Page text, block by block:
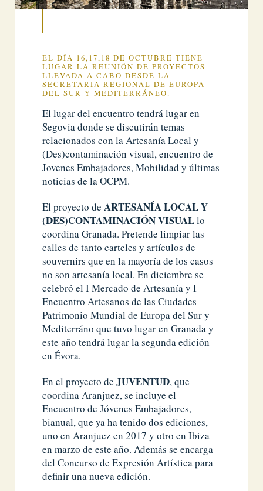
EL DÍA 16,17,18 DE OCTUBRE TIENE
LUGAR LA REUNIÓN DE PROYECTOS
LLEVADA A CABO DESDE LA
SECRETARÍA REGIONAL DE EUROPA
DEL SUR Y MEDITERRÁNEO.
El lugar del encuentro tendrá lugar en
Segovia donde se discutirán temas
relacionados con la Artesanía Local y
(Des)contaminación visual, encuentro de
Jovenes Embajadores, Mobilidad y últimas
noticias de la OCPM.
El proyecto deARTESANÍA LOCAL Y
(DES)CONTAMINACIÓN VISUALlo
coordina Granada. Pretende limpiar las
calles de tanto carteles y artículos de
souvernirs que en la mayoría de los casos
no son artesanía local. En diciembre se
celebró el I Mercado de Artesanía y I
Encuentro Artesanos de las Ciudades
Patrimonio Mundial de Europa del Sur y
Mediterráno que tuvo lugar en Granada y
este año tendrá lugar la segunda edición
en Évora.
En el proyecto deJUVENTUD, que
coordina Aranjuez, se incluye el
Encuentro de Jóvenes Embajadores,
bianual, que ya ha tenido dos ediciones,
uno en Aranjuez en 2017 y otro en Ibiza
en marzo de este año. Además se encarga
del Concurso de Expresión Artística para
definir una nueva edición.